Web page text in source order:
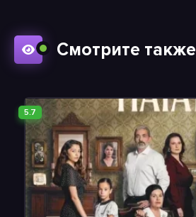
Смотрите также
5.7